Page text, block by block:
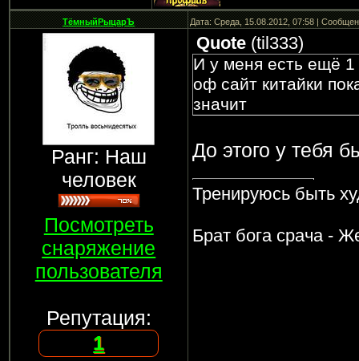
ТёмныйРыцарЪ Дата: Среда, 15.08.2012, 07:58 |
Ранг: Наш
человек
Посмотреть
снаряжение
пользователя
Репутация:
1
Quote(til333)
И у меня есть ещё 1
оф сайт китайки
значит
До этого у тебя
Тренируюсь быть
Брат бога срача -